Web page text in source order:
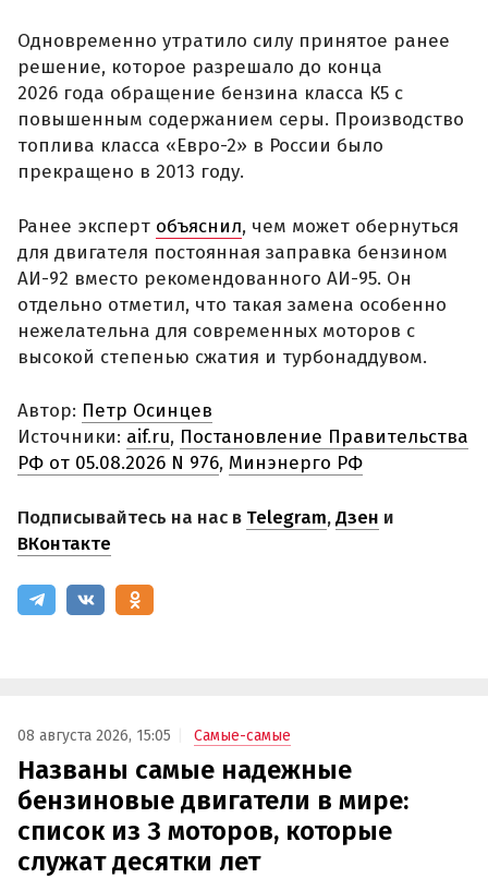
Одновременно утратило силу принятое ранее
решение, которое разрешало до конца
2026 года обращение бензина класса К5 с
повышенным содержанием серы. Производство
топлива класса «Евро-2» в России было
прекращено в 2013 году.
Ранее эксперт объяснил, чем может обернуться
для двигателя постоянная заправка бензином
АИ-92 вместо рекомендованного АИ-95. Он
отдельно отметил, что такая замена особенно
нежелательна для современных моторов с
высокой степенью сжатия и турбонаддувом.
Автор: Петр Осинцев
Источники: aif.ru, Постановление Правительства
РФ от 05.08.2026 N 976, Минэнерго РФ
Подписывайтесь на нас в Telegram,Дзен и
ВКонтакте
08 августа 2026, 15:05 Самые-самые
Названы самые надежные
бензиновые двигатели в мире:
список из 3 моторов, которые
служат десятки лет